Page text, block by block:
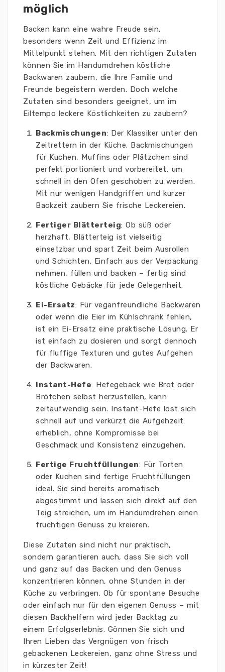
möglich
Backen kann eine wahre Freude sein,
besonders wenn Zeit und Effizienz im
Mittelpunkt stehen. Mit den richtigen Zutaten
können Sie im Handumdrehen köstliche
Backwaren zaubern, die Ihre Familie und
Freunde begeistern werden. Doch welche
Zutaten sind besonders geeignet, um im
Eiltempo leckere Köstlichkeiten zu zaubern?
Backmischungen: Der Klassiker unter den
Zeitrettern in der Küche. Backmischungen
für Kuchen, Muffins oder Plätzchen sind
perfekt portioniert und vorbereitet, um
schnell in den Ofen geschoben zu werden.
Mit nur wenigen Handgriffen und kurzer
Backzeit zaubern Sie frische Leckereien.
Fertiger Blätterteig: Ob süß oder
herzhaft, Blätterteig ist vielseitig
einsetzbar und spart Zeit beim Ausrollen
und Schichten. Einfach aus der Verpackung
nehmen, füllen und backen – fertig sind
köstliche Gebäcke für jede Gelegenheit.
Ei-Ersatz: Für veganfreundliche Backwaren
oder wenn die Eier im Kühlschrank fehlen,
ist ein Ei-Ersatz eine praktische Lösung. Er
ist einfach zu dosieren und sorgt dennoch
für fluffige Texturen und gutes Aufgehen
der Backwaren.
Instant-Hefe: Hefegebäck wie Brot oder
Brötchen selbst herzustellen, kann
zeitaufwendig sein. Instant-Hefe löst sich
schnell auf und verkürzt die Aufgehzeit
erheblich, ohne Kompromisse bei
Geschmack und Konsistenz einzugehen.
Fertige Fruchtfüllungen: Für Torten
oder Kuchen sind fertige Fruchtfüllungen
ideal. Sie sind bereits aromatisch
abgestimmt und lassen sich direkt auf den
Teig streichen, um im Handumdrehen einen
fruchtigen Genuss zu kreieren.
Diese Zutaten sind nicht nur praktisch,
sondern garantieren auch, dass Sie sich voll
und ganz auf das Backen und den Genuss
konzentrieren können, ohne Stunden in der
Küche zu verbringen. Ob für spontane Besuche
oder einfach nur für den eigenen Genuss – mit
diesen Backhelfern wird jeder Backtag zu
einem Erfolgserlebnis. Gönnen Sie sich und
Ihren Lieben das Vergnügen von frisch
gebackenen Leckereien, ganz ohne Stress und
in kürzester Zeit!